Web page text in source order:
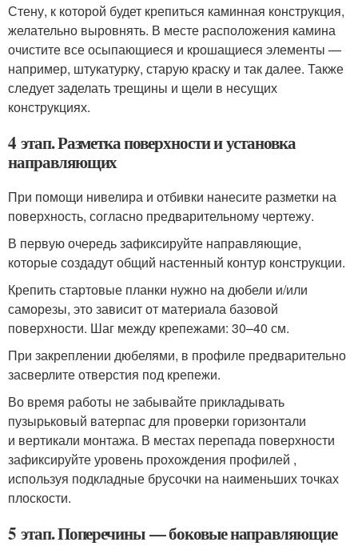
Стену, к которой будет крепиться каминная конструкция,
желательно выровнять. В месте расположения камина
очистите все осыпающиеся и крошащиеся элементы —
например, штукатурку, старую краску и так далее. Также
следует заделать трещины и щели в несущих
конструкциях.
4 этап. Разметка поверхности и установка
направляющих
При помощи нивелира и отбивки нанесите разметки на
поверхность, согласно предварительному чертежу.
В первую очередь зафиксируйте направляющие,
которые создадут общий настенный контур конструкции.
Крепить стартовые планки нужно на дюбели и/или
саморезы, это зависит от материала базовой
поверхности. Шаг между крепежами: 30–40 см.
При закреплении дюбелями, в профиле предварительно
засверлите отверстия под крепежи.
Во время работы не забывайте прикладывать
пузырьковый ватерпас для проверки горизонтали
и вертикали монтажа. В местах перепада поверхности
зафиксируйте уровень прохождения профилей ,
используя подкладные брусочки на наименьших точках
плоскости.
5 этап. Поперечины — боковые направляющие